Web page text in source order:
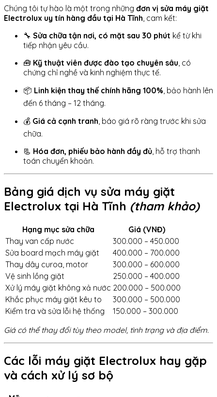
Chúng tôi tự hào là một trong những đơn vị sửa máy giặt
Electrolux uy tín hàng đầu tại Hà Tĩnh , cam kết:
🔧 Sửa chữa tận nơi, có mặt sau 30 phút kể từ khi
tiếp nhận yêu cầu.
🧰 Kỹ thuật viên được đào tạo chuyên sâu , có
chứng chỉ nghề và kinh nghiệm thực tế.
📦 Linh kiện thay thế chính hãng 100% , bảo hành lên
đến 6 tháng – 12 tháng.
💰 Giá cả cạnh tranh , báo giá rõ ràng trước khi sửa
chữa.
📃 Hóa đơn, phiếu bảo hành đầy đủ , hỗ trợ thanh
toán chuyển khoản.
Bảng giá dịch vụ sửa máy giặt
Electrolux tại Hà Tĩnh (tham khảo)
Hạng mục sửa chữa
Giá (VNĐ)
Thay van cấp nước
300.000 – 450.000
Sửa board mạch máy giặt
400.000 – 700.000
Thay dây curoa, motor
300.000 – 600.000
Vệ sinh lồng giặt
250.000 – 400.000
Xử lý máy giặt không xả nước 200.000 – 500.000
Khắc phục máy giặt kêu to
300.000 – 500.000
Kiểm tra và sửa lỗi hệ thống
150.000 – 300.000
Giá có thể thay đổi tùy theo model, tình trạng và địa điểm.
Các lỗi máy giặt Electrolux hay gặp
và cách xử lý sơ bộ